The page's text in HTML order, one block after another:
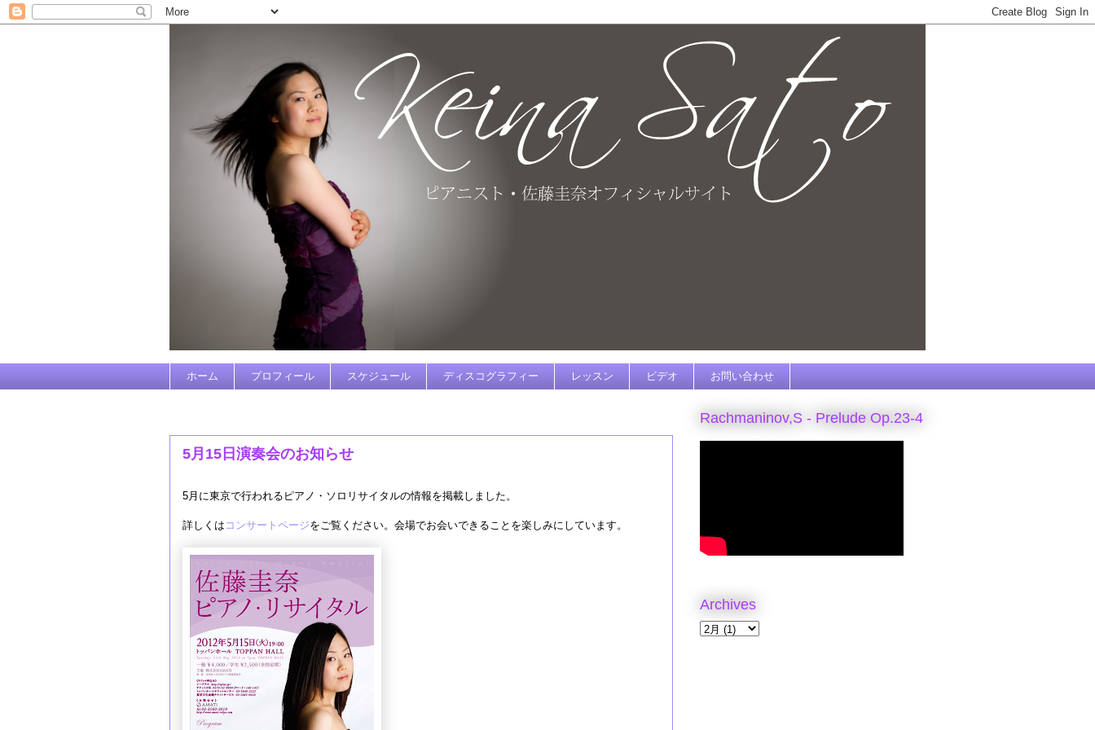
ホーム プロフィール スケジュール ディスコグラフィー レッスン ビデオ お問い合わせ
5月15日演奏会のお知らせ
5月に東京で行われるピアノ・ソロリサイタルの情報を掲載しました。
詳しくは コンサートページをご覧ください。会場でお会いできることを楽しみにしています。
Rachmaninov,S - Prelude Op.23-4
Archives